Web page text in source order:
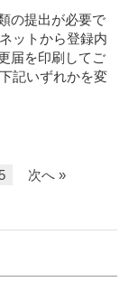
の提出が必要で
ットから登録内
届を印刷してご
記いずれかを変
5 次へ »